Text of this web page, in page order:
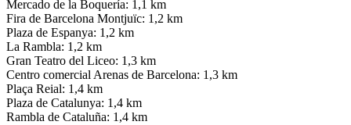
Mercado de la Boquería: 1,1 km
Fira de Barcelona Montjuïc: 1,2 km
Plaza de Espanya: 1,2 km
La Rambla: 1,2 km
Gran Teatro del Liceo: 1,3 km
Centro comercial Arenas de Barcelona: 1,3 km
Plaça Reial: 1,4 km
Plaza de Catalunya: 1,4 km
Rambla de Cataluña: 1,4 km